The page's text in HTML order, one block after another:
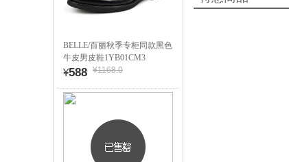
BELLE/百丽秋季专柜同款黑色
牛皮男皮鞋1YB01CM3
¥588 ¥1168.0